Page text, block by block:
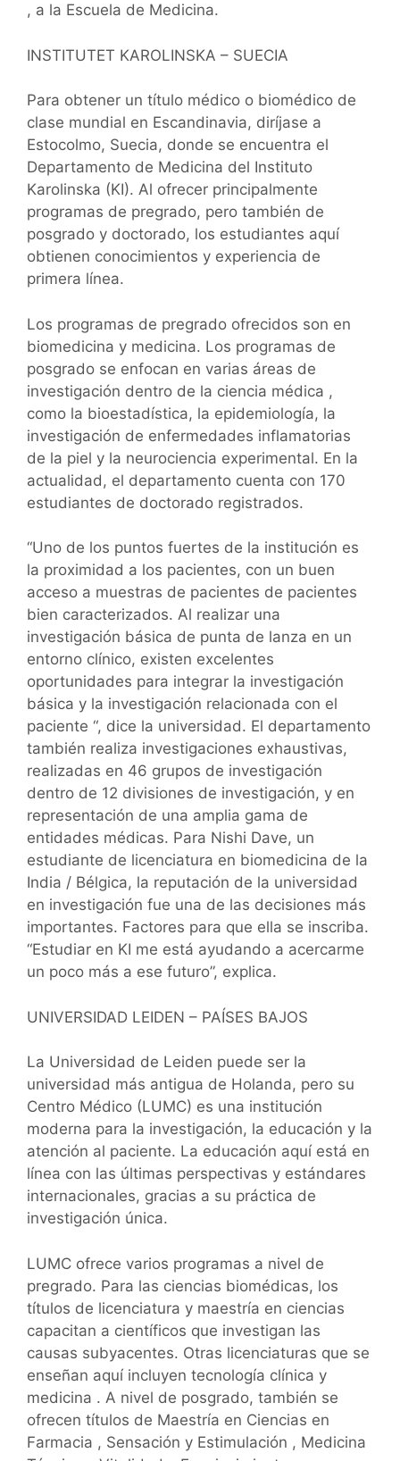
, a la Escuela de Medicina.
INSTITUTET KAROLINSKA – SUECIA
Para obtener un título médico o biomédico de
clase mundial en Escandinavia, diríjase a
Estocolmo, Suecia, donde se encuentra el
Departamento de Medicina del Instituto
Karolinska (KI). Al ofrecer principalmente
programas de pregrado, pero también de
posgrado y doctorado, los estudiantes aquí
obtienen conocimientos y experiencia de
primera línea.
Los programas de pregrado ofrecidos son en
biomedicina y medicina. Los programas de
posgrado se enfocan en varias áreas de
investigación dentro de la ciencia médica ,
como la bioestadística, la epidemiología, la
investigación de enfermedades inflamatorias
de la piel y la neurociencia experimental. En la
actualidad, el departamento cuenta con 170
estudiantes de doctorado registrados.
“Uno de los puntos fuertes de la institución es
la proximidad a los pacientes, con un buen
acceso a muestras de pacientes de pacientes
bien caracterizados. Al realizar una
investigación básica de punta de lanza en un
entorno clínico, existen excelentes
oportunidades para integrar la investigación
básica y la investigación relacionada con el
paciente “, dice la universidad. El departamento
también realiza investigaciones exhaustivas,
realizadas en 46 grupos de investigación
dentro de 12 divisiones de investigación, y en
representación de una amplia gama de
entidades médicas. Para Nishi Dave, un
estudiante de licenciatura en biomedicina de la
India / Bélgica, la reputación de la universidad
en investigación fue una de las decisiones más
importantes. Factores para que ella se inscriba.
“Estudiar en KI me está ayudando a acercarme
un poco más a ese futuro”, explica.
UNIVERSIDAD LEIDEN – PAÍSES BAJOS
La Universidad de Leiden puede ser la
universidad más antigua de Holanda, pero su
Centro Médico (LUMC) es una institución
moderna para la investigación, la educación y la
atención al paciente. La educación aquí está en
línea con las últimas perspectivas y estándares
internacionales, gracias a su práctica de
investigación única.
LUMC ofrece varios programas a nivel de
pregrado. Para las ciencias biomédicas, los
títulos de licenciatura y maestría en ciencias
capacitan a científicos que investigan las
causas subyacentes. Otras licenciaturas que se
enseñan aquí incluyen tecnología clínica y
medicina . A nivel de posgrado, también se
ofrecen títulos de Maestría en Ciencias en
Farmacia , Sensación y Estimulación , Medicina